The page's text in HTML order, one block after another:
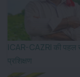
ICAR-CAZRI की पहल
प्रशिक्षण